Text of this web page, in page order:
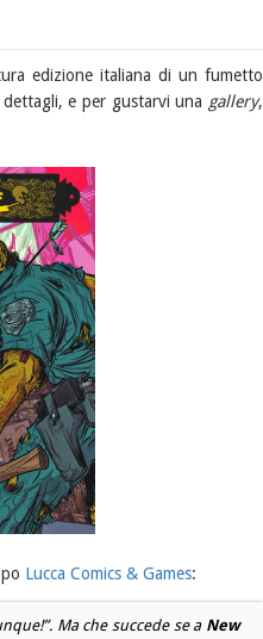
edizione italiana di un fumetto
e per gustarvi una gallery,
Lucca Comics & Games:
Ma che succede se a New